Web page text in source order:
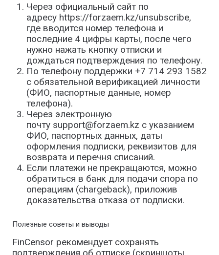
Через официальный сайт по
адресу https://forzaem.kz/unsubscribe,
где вводится номер телефона и
последние 4 цифры карты, после чего
нужно нажать кнопку отписки и
дождаться подтверждения по телефону.
По телефону поддержки +7 714 293 1582
с обязательной верификацией личности
(ФИО, паспортные данные, номер
телефона).
Через электронную
почту support@forzaem.kz с указанием
ФИО, паспортных данных, даты
оформления подписки, реквизитов для
возврата и перечня списаний.
Если платежи не прекращаются, можно
обратиться в банк для подачи спора по
операциям (chargeback), приложив
доказательства отказа от подписки.
Полезные советы и выводы
FinCensor рекомендует сохранять